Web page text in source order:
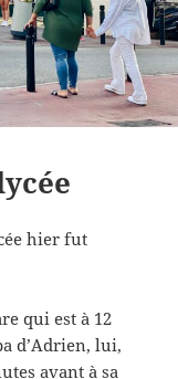
hier fut
qui est à 12
d’Adrien, lui,
avant à sa